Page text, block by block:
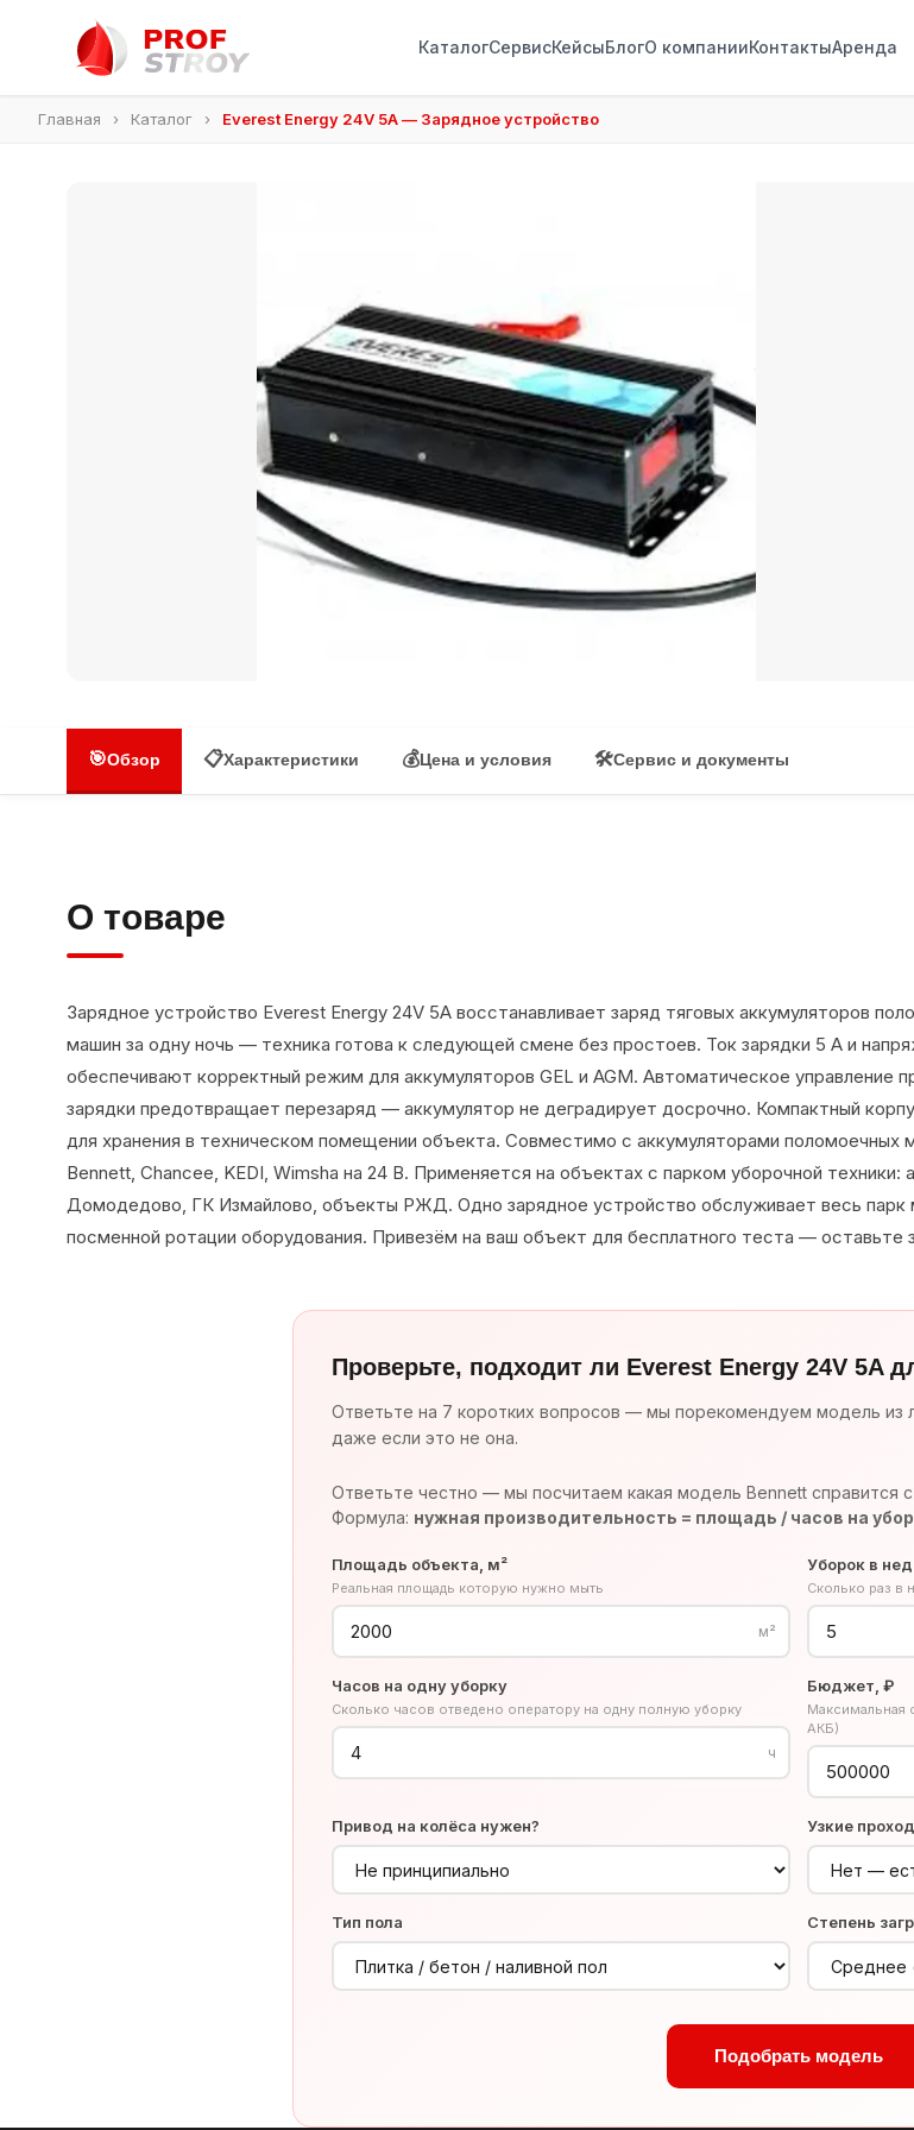
КаталогСервисКейсыБлогО компанииКонтактыАренда
Главная › Каталог › Everest Energy 24V 5A — Зарядное устройство
🎯Обзор 📋Характеристики 💰Цена и условия 🛠Сервис и документы
О товаре
Зарядное устройство Everest Energy 24V 5A восстанавливает заряд тяговых аккумуляторов
машин за одну ночь — техника готова к следующей смене без простоев. Ток зарядки 5 А и
обеспечивают корректный режим для аккумуляторов GEL и AGM. Автоматическое управление
зарядки предотвращает перезаряд — аккумулятор не деградирует досрочно. Компактный
для хранения в техническом помещении объекта. Совместимо с аккумуляторами поломоечных
Bennett, Chancee, KEDI, Wimsha на 24 В. Применяется на объектах с парком уборочной техники:
Домодедово, ГК Измайлово, объекты РЖД. Одно зарядное устройство обслуживает весь парк
посменной ротации оборудования. Привезём на ваш объект для бесплатного теста — оставьте
Проверьте, подходит ли Everest Energy 24V 5A
Ответьте на 7 коротких вопросов — мы порекомендуем модель из
даже если это не она.
Ответьте честно — мы посчитаем какая модель Bennett
Формула: нужная производительность = площадь / часов на
Площадь объекта, м²
Реальная площадь которую нужно мыть
м²
Уборок в
Сколько раз в
Часов на одну уборку
Сколько часов отведено оператору на одну полную уборку
ч
Бюджет, ₽
Максимальная
АКБ)
Привод на колёса нужен? Узкие
Тип пола Степень
Подобрать модель